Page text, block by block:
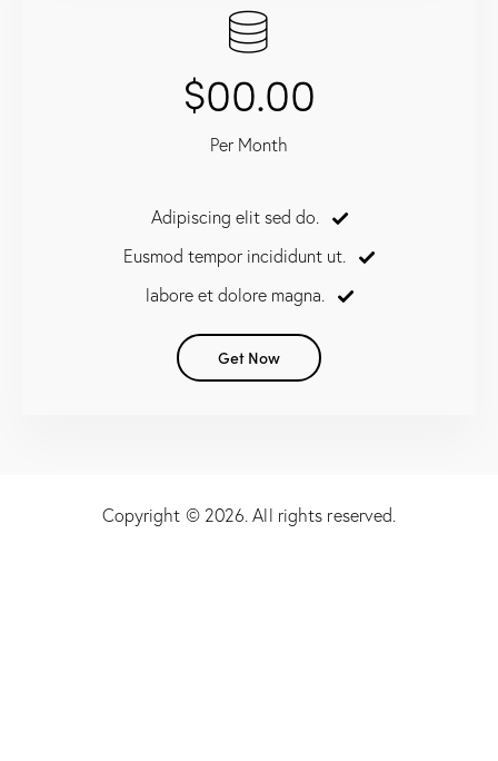
$00.00
Per Month
Adipiscing elit sed do.
Eusmod tempor incididunt ut.
labore et dolore magna.
Get Now
Copyright © 2026. All rights reserved.